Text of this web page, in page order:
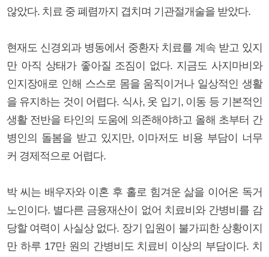
않았다. 치료 중 폐렴까지 겹치며 기관절개술을 받았다.
현재도 신경외과 병동에서 중환자 치료를 계속 받고 있지
만 아직 상태가 좋아질 조짐이 없다. 지금도 사지마비와
인지장애로 인해 스스로 몸을 움직이거나 일상적인 생활
을 유지하는 것이 어렵다. 식사, 옷 입기, 이동 등 기본적인
생활 전반을 타인의 도움에 의존해야하고 올해 초부터 간
병인의 돌봄을 받고 있지만, 이마저도 비용 부담이 너무
커 경제적으로 어렵다.
박 씨는 배우자와 이혼 후 홀로 힘겨운 삶을 이어온 독거
노인이다. 별다른 금융재산이 없어 치료비와 간병비를 감
당할 여력이 사실상 없다. 장기 입원이 불가피한 상황이지
만 하루 17만 원의 간병비도 치료비 이상의 부담이다. 치